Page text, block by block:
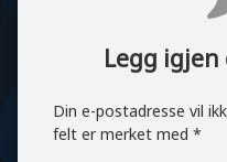
Legg
Din e-postadresse vil
felt er merket med *